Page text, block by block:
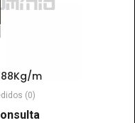
m
(0)